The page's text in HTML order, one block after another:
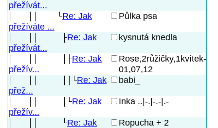
přežívát...
Re: Jak
přežíváte ...
Půlka psa
Re: Jak
přežívát...
kysnutá knedla
Re: Jak
přežív...
Rose,2růžičky,1kvítek-
01,07,12
Re: Jak
přež...
babi_
Re: Jak
přežív...
Inka ..|-.|-.-|.-
Re: Jak
Ropucha + 2